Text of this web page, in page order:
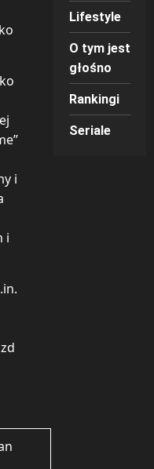
i
i
Lifestyle
O tym jest
głośno
Rankingi
Seriale